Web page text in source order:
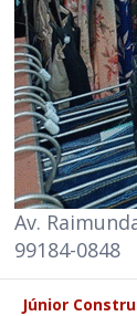
Av.
99184-0848
Júnior